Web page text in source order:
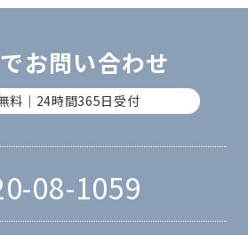
お問い合わせ
料｜24時間365日受付
08-1059